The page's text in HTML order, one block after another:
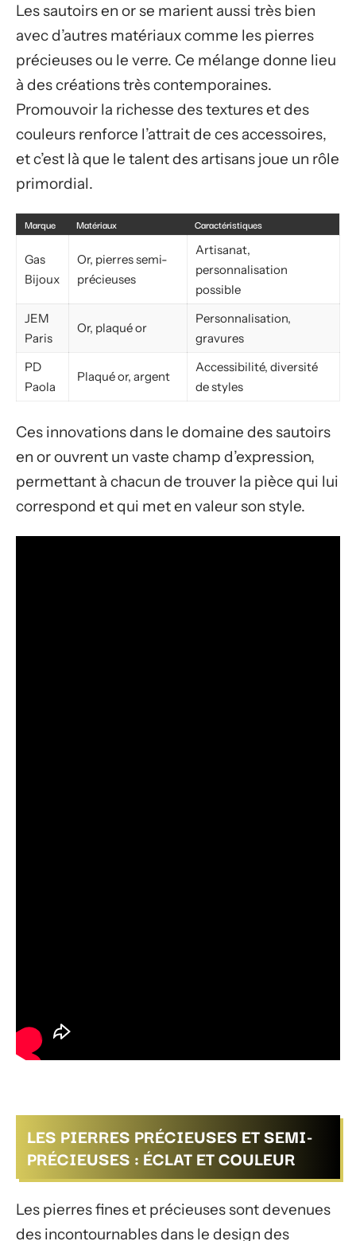
Les sautoirs en or se marient aussi très bien
avec d’autres matériaux comme les pierres
précieuses ou le verre. Ce mélange donne lieu
à des créations très contemporaines.
Promouvoir la richesse des textures et des
couleurs renforce l’attrait de ces accessoires,
et c’est là que le talent des artisans joue un rôle
primordial.
Marque Matériaux Caractéristiques
Gas
Bijoux
Or, pierres semi-
précieuses
Artisanat,
personnalisation
possible
JEM
Paris
Or, plaqué or
Personnalisation,
gravures
PD
Paola
Plaqué or, argent
Accessibilité, diversité
de styles
Ces innovations dans le domaine des sautoirs
en or ouvrent un vaste champ d’expression,
permettant à chacun de trouver la pièce qui lui
correspond et qui met en valeur son style.
LES PIERRES PRÉCIEUSES ET SEMI-
PRÉCIEUSES : ÉCLAT ET COULEUR
Les pierres fines et précieuses sont devenues
des incontournables dans le design des